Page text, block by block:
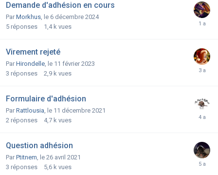
Demande d'adhésion en cours
Par Morkhus, le 6 décembre 2024
5 réponses 1,4 k vues
Virement rejeté
Par Hirondelle, le 11 février 2023
3 réponses 2,9 k vues
Formulaire d'adhésion
Par Rattlousia, le 11 décembre 2021
2 réponses 4,7 k vues
Question adhésion
Par Ptitnem, le 26 avril 2021
3 réponses 5,6 k vues